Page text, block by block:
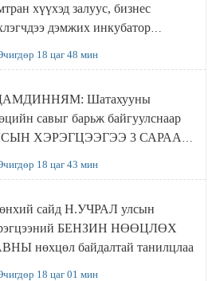
хүүхэд залуус, бизнес
дэмжих инкубатор
18 цаг 48 мин
Шатахууны
савыг барьж байгуулснаар
ХЭРЭГЦЭЭГЭЭ 3 САРААР
18 цаг 43 мин
сайд Н.УЧРАЛ улсын
БЕНЗИН НӨӨЦЛӨХ
нөхцөл байдалтай танилцлаа
18 цаг 01 мин